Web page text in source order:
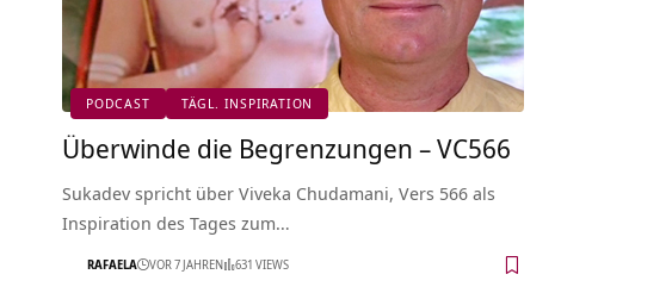
PODCAST TÄGL. INSPIRATION
Überwinde die Begrenzungen – VC566
Sukadev spricht über Viveka Chudamani, Vers 566 als
Inspiration des Tages zum…
RAFAELA VOR 7 JAHREN 631 VIEWS